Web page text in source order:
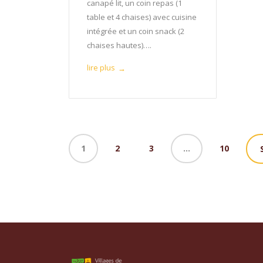
canapé lit, un coin repas (1
table et 4 chaises) avec cuisine
intégrée et un coin snack (2
chaises hautes)….
lire plus →
1 2 3 … 10